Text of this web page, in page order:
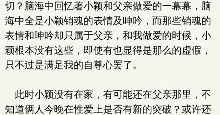
切？脑海中回忆著小颖和父亲做爱的一幕幕，脑
海中全是小颖销魂的表情及呻吟，而那些销魂的
表情和呻吟却只属于父亲，和我做爱的时候，小
颖根本没有这些，即使有也显得是那么的虚假，
只不过是满足我的自尊心罢了。
此时小颖没有在家，有可能还在父亲那里，不
知道俩人今晚在性爱上是否有新的突破？或许还